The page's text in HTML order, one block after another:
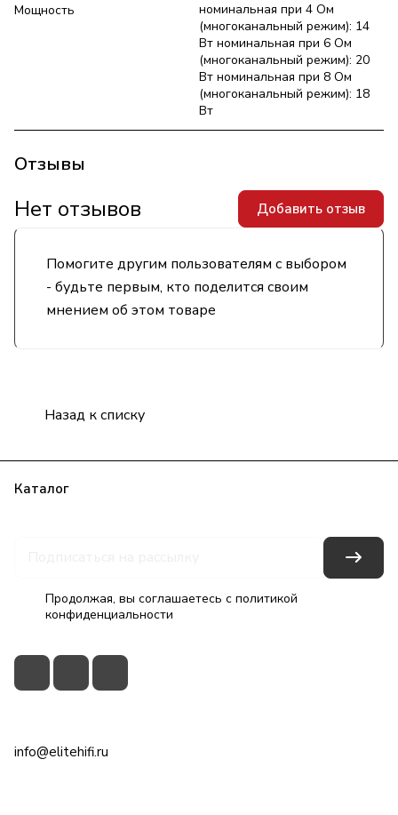
Мощность
номинальная при 4 Ом
(многоканальный режим): 14
Вт номинальная при 6 Ом
(многоканальный режим): 20
Вт номинальная при 8 Ом
(многоканальный режим): 18
Вт
Отзывы
Помогите другим пользователям с выбором
- будьте первым, кто поделится своим
мнением об этом товаре
Нет отзывов Добавить отзыв
Назад к списку
Каталог
Продолжая, вы соглашаетесь с политикой
конфиденциальности
info@elitehifi.ru